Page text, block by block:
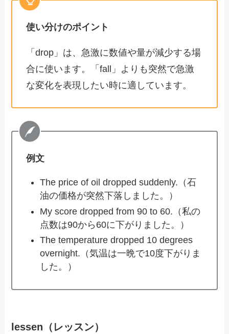
使い分けのポイント
「drop」は、急激に数値や量が減少する場
合に使います。「fall」よりも突然で急激
な変化を表現したい時に適しています。
例文
The price of oil dropped suddenly.（石
油の価格が突然下落しました。）
My score dropped from 90 to 60.（私の
点数は90から60に下がりました。）
The temperature dropped 10 degrees
overnight.（気温は一晩で10度下がりま
した。）
lessen（レッスン）